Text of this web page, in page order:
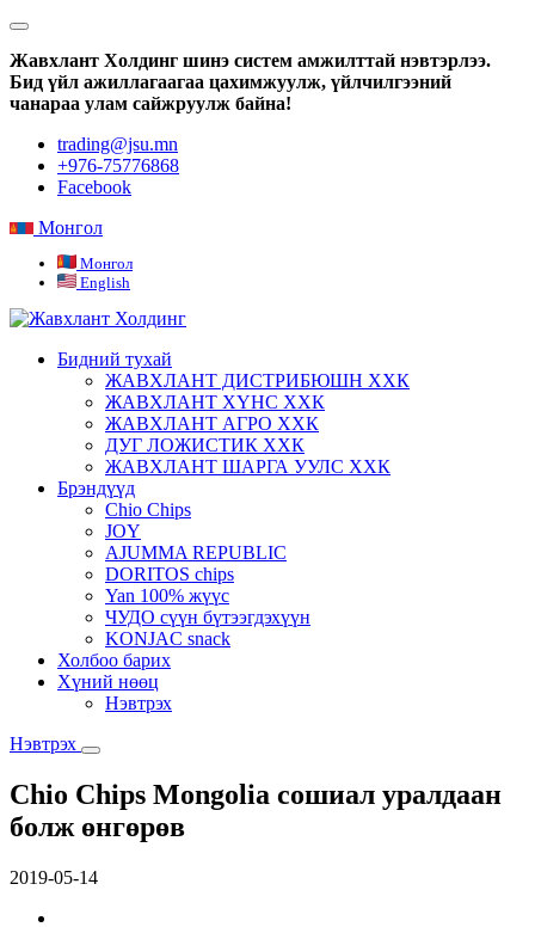
Жавхлант Холдинг шинэ систем амжилттай нэвтэрлээ.
Бид үйл ажиллагаагаа цахимжуулж, үйлчилгээний
чанараа улам сайжруулж байна!
trading@jsu.mn
+976-75776868
Facebook
Монгол
Монгол
English
Бидний тухай
ЖАВХЛАНТ ДИСТРИБЮШН ХХК
ЖАВХЛАНТ ХҮНС ХХК
ЖАВХЛАНТ АГРО ХХК
ДУГ ЛОЖИСТИК ХХК
ЖАВХЛАНТ ШАРГА УУЛС ХХК
Брэндүүд
Chio Chips
JOY
AJUMMA REPUBLIC
DORITOS chips
Yan 100% жүүс
ЧУДО сүүн бүтээгдэхүүн
KONJAC snack
Холбоо барих
Хүний нөөц
Нэвтрэх
Нэвтрэх
Chio Chips Mongolia сошиал уралдаан
болж өнгөрөв
2019-05-14